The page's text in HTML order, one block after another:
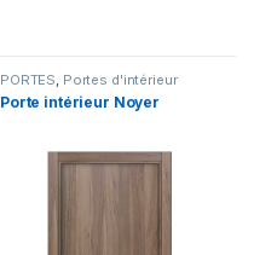
PORTES, Portes d'intérieur
Porte intérieur Noyer